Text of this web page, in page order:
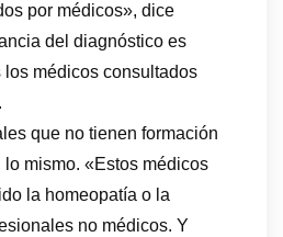
por médicos», dice
del diagnóstico es
los médicos consultados
que no tienen formación
mismo. «Estos médicos
la homeopatía o la
no médicos. Y